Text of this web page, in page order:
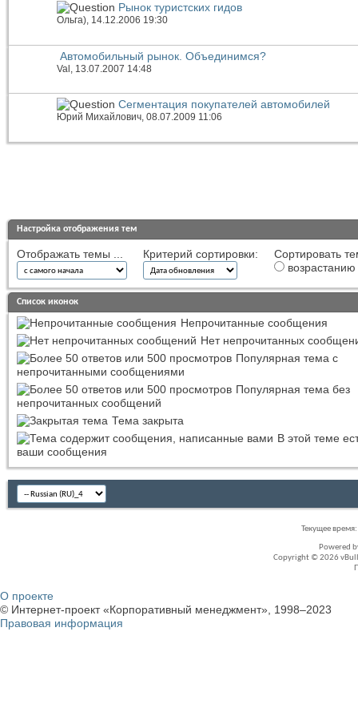
Рынок туристских гидов
Ольга), 14.12.2006 19:30
Автомобильный рынок. Объединимся?
Val , 13.07.2007 14:48
Сегментация покупателей автомобилей
Юрий Михайлович, 08.07.2009 11:06
Настройка отображения тем
Отображать темы ... Критерий сортировки:
Сортировать
возрастанию
Список иконок
Непрочитанные сообщения
Нет непрочитанных
Популярная тема с
непрочитанными сообщениями
Популярная тема без
непрочитанных сообщений
Тема закрыта
В этой теме
ваши сообщения
Текущее время:
Powered
Copyright © 2026
О проекте
© Интернет-проект «Корпоративный менеджмент», 1998–2023
Правовая информация